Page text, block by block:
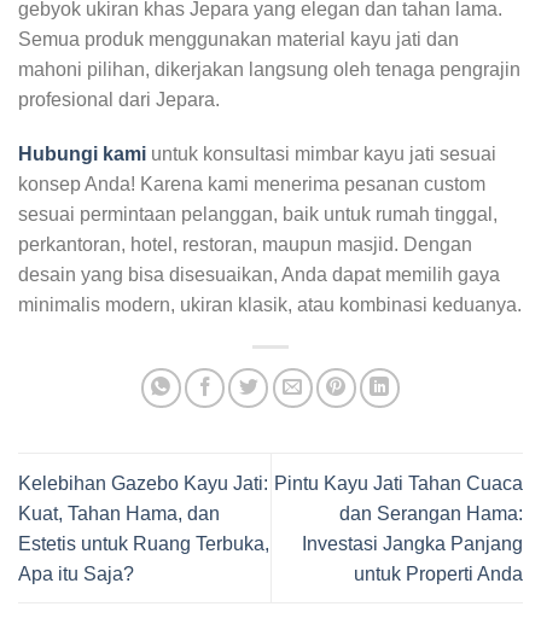
gebyok ukiran khas Jepara yang elegan dan tahan lama.
Semua produk menggunakan material kayu jati dan
mahoni pilihan, dikerjakan langsung oleh tenaga pengrajin
profesional dari Jepara.
Hubungi kami untuk konsultasi mimbar kayu jati sesuai
konsep Anda! Karena kami menerima pesanan custom
sesuai permintaan pelanggan, baik untuk rumah tinggal,
perkantoran, hotel, restoran, maupun masjid. Dengan
desain yang bisa disesuaikan, Anda dapat memilih gaya
minimalis modern, ukiran klasik, atau kombinasi keduanya.
Kelebihan Gazebo Kayu Jati:
Kuat, Tahan Hama, dan
Estetis untuk Ruang Terbuka,
Apa itu Saja?
Pintu Kayu Jati Tahan Cuaca
dan Serangan Hama:
Investasi Jangka Panjang
untuk Properti Anda